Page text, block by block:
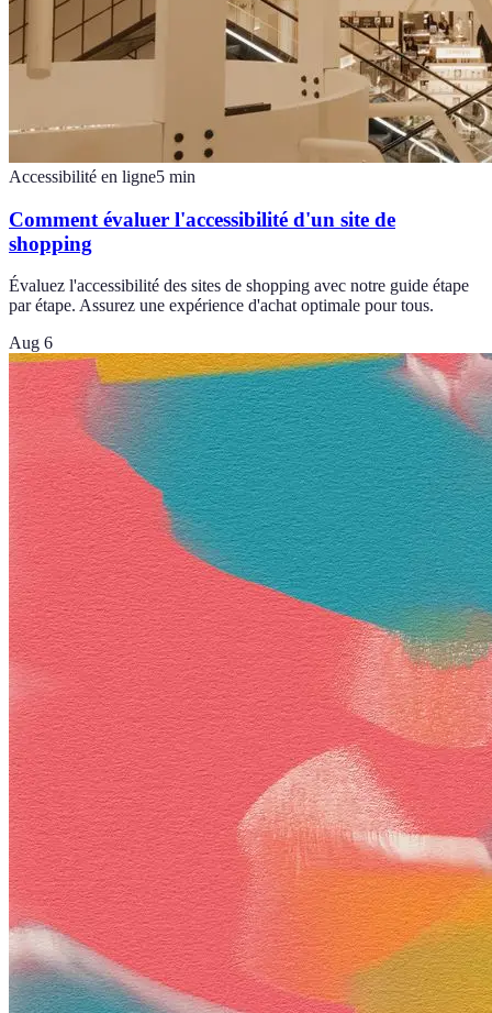
Accessibilité en ligne5 min
Comment évaluer l'accessibilité d'un site de
shopping
Évaluez l'accessibilité des sites de shopping avec notre guide étape
par étape. Assurez une expérience d'achat optimale pour tous.
Aug 6